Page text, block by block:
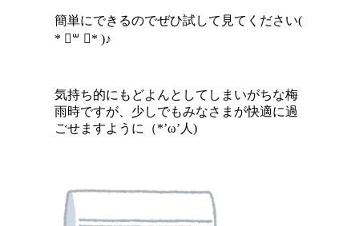
簡単にできるのでぜひ試して見てください(
* ॑꒳ ॑* )♪
気持ち的にもどよんとしてしまいがちな梅
雨時ですが、少しでもみなさまが快適に過
ごせますように（*’ω’人)